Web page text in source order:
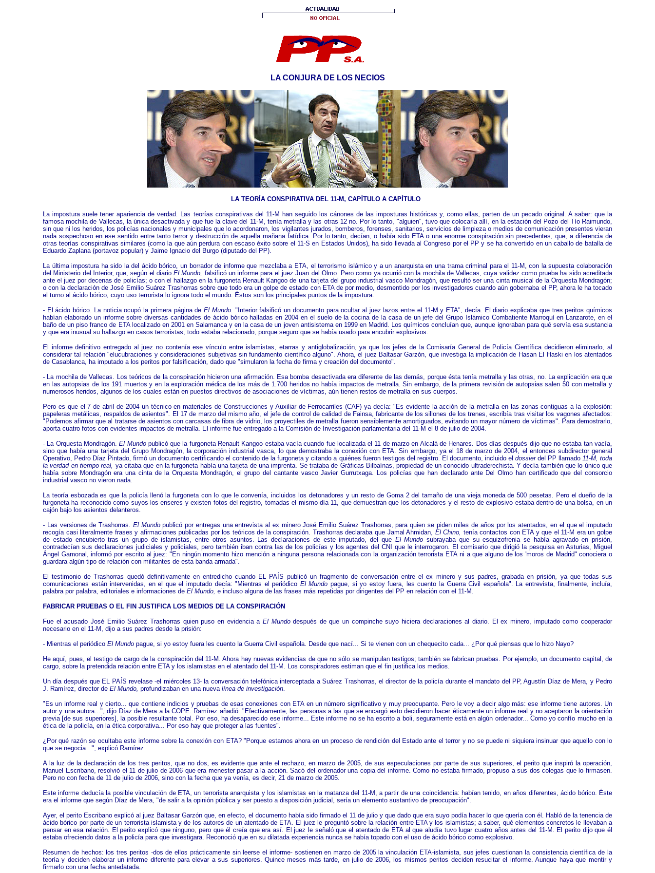
LA CONJURA DE LOS NECIOS
LA TEORÍA CONSPIRATIVA DEL 11-M, CAPÍTULO A CAPÍTULO
La impostura suele tener apariencia de verdad. Las teorías conspirativas del 11-M han seguido los cánones de las imposturas históricas y, como ellas, parten de un pecado original. A saber: que la
famosa mochila de Vallecas, la única desactivada y que fue la clave del 11-M, tenía metralla y las otras 12 no. Por lo tanto, "alguien", tuvo que colocarla allí, en la estación del Pozo del Tío Raimundo,
sin que ni los heridos, los policías nacionales y municipales que lo acordonaron, los vigilantes jurados, bomberos, forenses, sanitarios, servicios de limpieza o medios de comunicación presentes vieran
nada sospechoso en ese sentido entre tanto terror y destrucción de aquella mañana fatídica. Por lo tanto, decían, o había sido ETA o una enorme conspiración sin precedentes, que, a diferencia de
otras teorías conspirativas similares (como la que aún perdura con escaso éxito sobre el 11-S en Estados Unidos), ha sido llevada al Congreso por el PP y se ha convertido en un caballo de batalla de
Eduardo Zaplana (portavoz popular) y Jaime Ignacio del Burgo (diputado del PP).
La última impostura ha sido la del ácido bórico, un borrador de informe que mezclaba a ETA, el terrorismo islámico y a un anarquista en una trama criminal para el 11-M, con la supuesta colaboración
del Ministerio del Interior, que, según el diarioEl Mundo, falsificó un informe para el juez Juan del Olmo. Pero como ya ocurrió con la mochila de Vallecas, cuya validez como prueba ha sido acreditada
ante el juez por decenas de policías; o con el hallazgo en la furgoneta Renault Kangoo de una tarjeta del grupo industrial vasco Mondragón, que resultó ser una cinta musical de la Orquesta Mondragón;
o con la declaración de José Emilio Suárez Trashorras sobre que todo era un golpe de estado con ETA de por medio, desmentido por los investigadores cuando aún gobernaba el PP, ahora le ha tocado
el turno al ácido bórico, cuyo uso terrorista lo ignora todo el mundo. Éstos son los principales puntos de la impostura.
- El ácido bórico. La noticia ocupó la primera página deEl Mundo. "Interior falsificó un documento para ocultar al juez lazos entre el 11-M y ETA", decía. El diario explicaba que tres peritos químicos
habían elaborado un informe sobre diversas cantidades de ácido bórico halladas en 2004 en el suelo de la cocina de la casa de un jefe del Grupo Islámico Combatiente Marroquí en Lanzarote, en el
baño de un piso franco de ETA localizado en 2001 en Salamanca y en la casa de un joven antisistema en 1999 en Madrid. Los químicos concluían que, aunque ignoraban para qué servía esa sustancia
y que era inusual su hallazgo en casos terroristas, todo estaba relacionado, porque seguro que se había usado para encubrir explosivos.
El informe definitivo entregado al juez no contenía ese vínculo entre islamistas, etarras y antiglobalización, ya que los jefes de la Comisaría General de Policía Científica decidieron eliminarlo, al
considerar tal relación "elucubraciones y consideraciones subjetivas sin fundamento científico alguno". Ahora, el juez Baltasar Garzón, que investiga la implicación de Hasan El Haski en los atentados
de Casablanca, ha imputado a los peritos por falsificación, dado que "simularon la fecha de firma y creación del documento".
- La mochila de Vallecas. Los teóricos de la conspiración hicieron una afirmación. Esa bomba desactivada era diferente de las demás, porque ésta tenía metralla y las otras, no. La explicación era que
en las autopsias de los 191 muertos y en la exploración médica de los más de 1.700 heridos no había impactos de metralla. Sin embargo, de la primera revisión de autopsias salen 50 con metralla y
numerosos heridos, algunos de los cuales están en puestos directivos de asociaciones de víctimas, aún tienen restos de metralla en sus cuerpos.
Pero es que el 7 de abril de 2004 un técnico en materiales de Construcciones y Auxiliar de Ferrocarriles (CAF) ya decía: "Es evidente la acción de la metralla en las zonas contiguas a la explosión:
papeleras metálicas, respaldos de asientos". El 17 de marzo del mismo año, el jefe de control de calidad de Fainsa, fabricante de los sillones de los trenes, escribía tras visitar los vagones afectados:
"Podemos afirmar que al tratarse de asientos con carcasas de fibra de vidrio, los proyectiles de metralla fueron sensiblemente amortiguados, evitando un mayor número de víctimas". Para demostrarlo,
aporta cuatro fotos con evidentes impactos de metralla. El informe fue entregado a la Comisión de Investigación parlamentaria del 11-M el 8 de julio de 2004.
- La Orquesta Mondragón.El Mundopublicó que la furgoneta Renault Kangoo estaba vacía cuando fue localizada el 11 de marzo en Alcalá de Henares. Dos días después dijo que no estaba tan vacía,
sino que había una tarjeta del Grupo Mondragón, la corporación industrial vasca, lo que demostraba la conexión con ETA. Sin embargo, ya el 18 de marzo de 2004, el entonces subdirector general
Operativo, Pedro Díaz Pintado, firmó un documento certificando el contenido de la furgoneta y citando a quiénes fueron testigos del registro. El documento, incluido el dossierdel PP llamado 11-M, toda
la verdad en tiempo real, ya citaba que en la furgoneta había una tarjeta de una imprenta. Se trataba de Gráficas Bilbaínas, propiedad de un conocido ultraderechista. Y decía también que lo único que
había sobre Mondragón era una cinta de la Orquesta Mondragón, el grupo del cantante vasco Javier Gurrutxaga. Los policías que han declarado ante Del Olmo han certificado que del consorcio
industrial vasco no vieron nada.
La teoría esbozada es que la policía llenó la furgoneta con lo que le convenía, incluidos los detonadores y un resto de Goma 2 del tamaño de una vieja moneda de 500 pesetas. Pero el dueño de la
furgoneta ha reconocido como suyos los enseres y existen fotos del registro, tomadas el mismo día 11, que demuestran que los detonadores y el resto de explosivo estaba dentro de una bolsa, en un
cajón bajo los asientos delanteros.
- Las versiones de Trashorras. El Mundopublicó por entregas una entrevista al ex minero José Emilio Suárez Trashorras, para quien se piden miles de años por los atentados, en el que el imputado
recogía casi literalmente frases y afirmaciones publicadas por los teóricos de la conspiración. Trashorras declaraba que Jamal Ahmidan, El Chino, tenía contactos con ETA y que el 11-M era un golpe
de estado encubierto tras un grupo de islamistas, entre otros asuntos. Las declaraciones de este imputado, del que El Mundo subrayaba que su esquizofrenia se había agravado en prisión,
contradecían sus declaraciones judiciales y policiales, pero también iban contra las de los policías y los agentes del CNI que le interrogaron. El comisario que dirigió la pesquisa en Asturias, Miguel
Ángel Gamonal, informó por escrito al juez: "En ningún momento hizo mención a ninguna persona relacionada con la organización terrorista ETA ni a que alguno de los 'moros de Madrid" conociera o
guardara algún tipo de relación con militantes de esta banda armada".
El testimonio de Trashorras quedó definitivamente en entredicho cuando EL PAÍS publicó un fragmento de conversación entre el ex minero y sus padres, grabada en prisión, ya que todas sus
comunicaciones están intervenidas, en el que el imputado decía: "Mientras el periódico El Mundo pague, si yo estoy fuera, les cuento la Guerra Civil española". La entrevista, finalmente, incluía,
palabra por palabra, editoriales e informaciones de El Mundo, e incluso alguna de las frases más repetidas por dirigentes del PP en relación con el 11-M.
FABRICAR PRUEBAS O EL FIN JUSTIFICA LOS MEDIOS DE LA CONSPIRACIÓN
Fue el acusado José Emilio Suárez Trashorras quien puso en evidencia a El Mundodespués de que un compinche suyo hiciera declaraciones al diario. El ex minero, imputado como cooperador
necesario en el 11-M, dijo a sus padres desde la prisión:
- Mientras el periódico El Mundo pague, si yo estoy fuera les cuento la Guerra Civil española. Desde que nací... Si te vienen con un chequecito cada... ¿Por qué piensas que lo hizo Nayo?
He aquí, pues, el testigo de cargo de la conspiración del 11-M. Ahora hay nuevas evidencias de que no sólo se manipulan testigos; también se fabrican pruebas. Por ejemplo, un documento capital, de
cargo, sobre la pretendida relación entre ETA y los islamistas en el atentado del 11-M. Los conspiradores estiman que el fin justifica los medios.
Un día después que EL PAÍS revelase -el miércoles 13- la conversación telefónica interceptada a Suárez Trashorras, el director de la policía durante el mandato del PP, Agustín Díaz de Mera, y Pedro
J. Ramírez, director de El Mundo, profundizaban en una nueva línea de investigación.
"Es un informe real y cierto... que contiene indicios y pruebas de esas conexiones con ETA en un número significativo y muy preocupante. Pero le voy a decir algo más: ese informe tiene autores. Un
autor y una autora...", dijo Díaz de Mera a la COPE. Ramírez añadió: "Efectivamente, las personas a las que se encargó esto decidieron hacer éticamente un informe real y no aceptaron la orientación
previa [de sus superiores], la posible resultante total. Por eso, ha desaparecido ese informe... Este informe no se ha escrito a boli, seguramente está en algún ordenador... Como yo confío mucho en la
ética de la policía, en la ética corporativa... Por eso hay que proteger a las fuentes".
¿Por qué razón se ocultaba este informe sobre la conexión con ETA? "Porque estamos ahora en un proceso de rendición del Estado ante el terror y no se puede ni siquiera insinuar que aquello con lo
que se negocia...", explicó Ramírez.
A la luz de la declaración de los tres peritos, que no dos, es evidente que ante el rechazo, en marzo de 2005, de sus especulaciones por parte de sus superiores, el perito que inspiró la operación,
Manuel Escribano, resolvió el 11 de julio de 2006 que era menester pasar a la acción. Sacó del ordenador una copia del informe. Como no estaba firmado, propuso a sus dos colegas que lo firmasen.
Pero no con fecha de 11 de julio de 2006, sino con la fecha que ya venía, es decir, 21 de marzo de 2005.
Este informe deducía la posible vinculación de ETA, un terrorista anarquista y los islamistas en la matanza del 11-M, a partir de una coincidencia: habían tenido, en años diferentes, ácido bórico. Éste
era el informe que según Díaz de Mera, "de salir a la opinión pública y ser puesto a disposición judicial, sería un elemento sustantivo de preocupación".
Ayer, el perito Escribano explicó al juez Baltasar Garzón que, en efecto, el documento había sido firmado el 11 de julio y que dado que era suyo podía hacer lo que quería con él. Habló de la tenencia de
ácido bórico por parte de un terrorista islamista y de los autores de un atentado de ETA. El juez le preguntó sobre la relación entre ETA y los islamistas; a saber, qué elementos concretos le llevaban a
pensar en esa relación. El perito explicó que ninguno, pero que él creía que era así. El juez le señaló que el atentado de ETA al que aludía tuvo lugar cuatro años antes del 11-M. El perito dijo que él
estaba ofreciendo datos a la policía para que investigara. Reconoció que en su dilatada experiencia nunca se había topado con el uso de ácido bórico como explosivo.
Resumen de hechos: los tres peritos -dos de ellos prácticamente sin leerse el informe- sostienen en marzo de 2005 la vinculación ETA-islamista, sus jefes cuestionan la consistencia científica de la
teoría y deciden elaborar un informe diferente para elevar a sus superiores. Quince meses más tarde, en julio de 2006, los mismos peritos deciden resucitar el informe. Aunque haya que mentir y
firmarlo con una fecha antedatada.